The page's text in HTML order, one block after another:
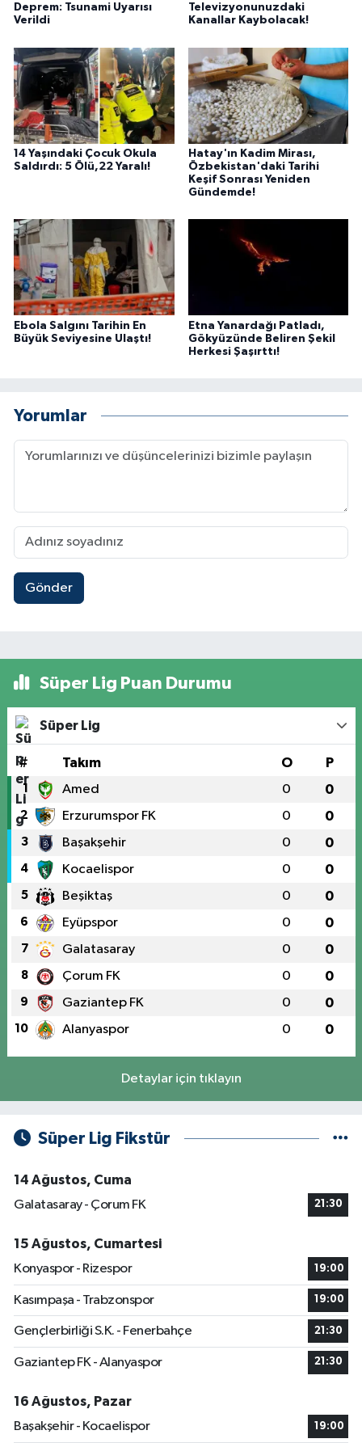
Deprem: Tsunami Uyarısı
Verildi
Televizyonunuzdaki
Kanallar Kaybolacak!
14 Yaşındaki Çocuk Okula
Saldırdı: 5 Ölü,22 Yaralı!
Hatay'ın Kadim Mirası,
Özbekistan'daki Tarihi
Keşif Sonrası Yeniden
Gündemde!
Ebola Salgını Tarihin En
Büyük Seviyesine Ulaştı!
Etna Yanardağı Patladı,
Gökyüzünde Beliren Şekil
Herkesi Şaşırttı!
Yorumlar
Gönder
Süper Lig Puan Durumu
Süper Lig
# Takım O P
1 Amed 0 0
2 Erzurumspor FK 0 0
3 Başakşehir 0 0
4 Kocaelispor 0 0
5 Beşiktaş 0 0
6 Eyüpspor 0 0
7 Galatasaray 0 0
8 Çorum FK 0 0
9 Gaziantep FK 0 0
10 Alanyaspor 0 0
Detaylar için tıklayın
Süper Lig Fikstür
14 Ağustos, Cuma
Galatasaray - Çorum FK
21:30
15 Ağustos, Cumartesi
Konyaspor - Rizespor
19:00
Kasımpaşa - Trabzonspor 19:00
Gençlerbirliği S.K. - Fenerbahçe 21:30
Gaziantep FK - Alanyaspor 21:30
16 Ağustos, Pazar
Başakşehir - Kocaelispor
19:00